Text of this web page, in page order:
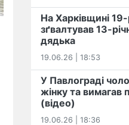
На Харківщині
️зґвалтував 13-
дядька
19.06.26 | 18:53
У Павлограді
жінку та вимагав
(відео)
19.06.26 | 18:36